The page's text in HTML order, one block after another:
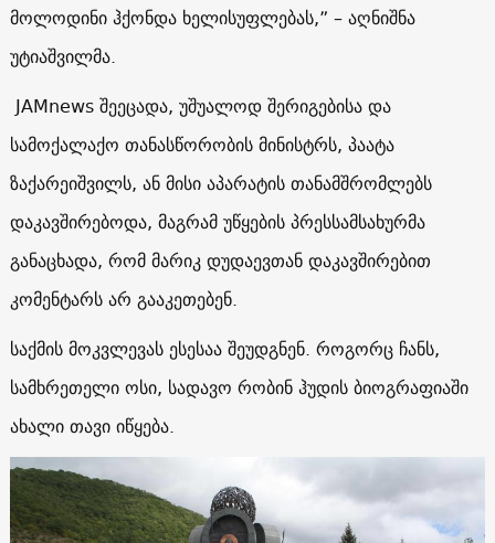
მოლოდინი ჰქონდა ხელისუფლებას,” – აღნიშნა
უტიაშვილმა.
JAMnews შეეცადა, უშუალოდ შერიგებისა და
სამოქალაქო თანასწორობის მინისტრს, პაატა
ზაქარეიშვილს, ან მისი აპარატის თანამშრომლებს
დაკავშირებოდა, მაგრამ უწყების პრესსამსახურმა
განაცხადა, რომ მარიკ დუდაევთან დაკავშირებით
კომენტარს არ გააკეთებენ.
საქმის მოკვლევას ესესაა შეუდგნენ. როგორც ჩანს,
სამხრეთელი ოსი, სადავო რობინ ჰუდის ბიოგრაფიაში
ახალი თავი იწყება.